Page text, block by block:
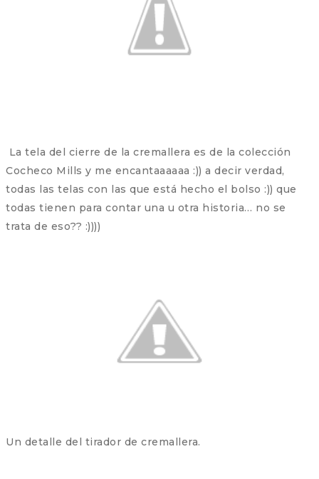
La tela del cierre de la cremallera es de la colección
Cocheco Mills y me encantaaaaaa :)) a decir verdad,
todas las telas con las que está hecho el bolso :)) que
todas tienen para contar una u otra historia… no se
trata de eso?? :))))
Un detalle del tirador de cremallera.